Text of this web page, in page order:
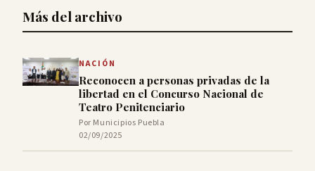
Más del archivo
NACIÓN
Reconocen a personas privadas de la
libertad en el Concurso Nacional de
Teatro Penitenciario
Por Municipios Puebla
02/09/2025